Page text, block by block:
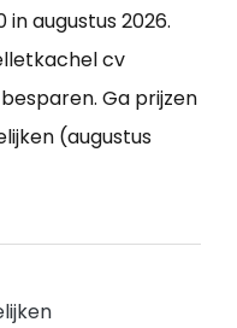
augustus 2026.
cv
Ga prijzen
(augustus